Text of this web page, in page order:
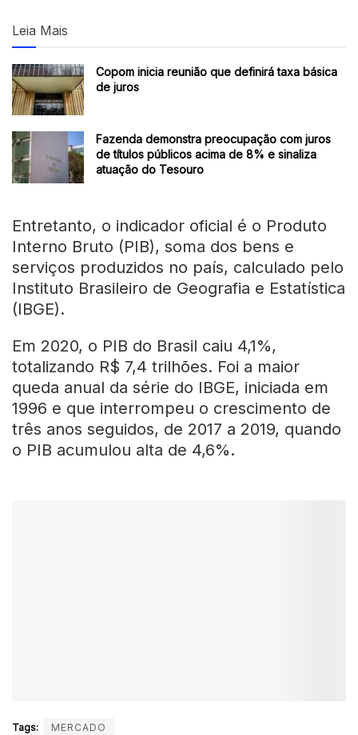
Leia Mais
Copom inicia reunião que definirá taxa básica
de juros
Fazenda demonstra preocupação com juros
de títulos públicos acima de 8% e sinaliza
atuação do Tesouro
Entretanto, o indicador oficial é o Produto
Interno Bruto (PIB), soma dos bens e
serviços produzidos no país, calculado pelo
Instituto Brasileiro de Geografia e Estatística
(IBGE).
Em 2020, o PIB do Brasil caiu 4,1%,
totalizando R$ 7,4 trilhões. Foi a maior
queda anual da série do IBGE, iniciada em
1996 e que interrompeu o crescimento de
três anos seguidos, de 2017 a 2019, quando
o PIB acumulou alta de 4,6%.
Tags: MERCADO